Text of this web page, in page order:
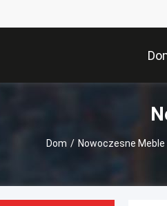
Dom / Nowoczesne Meble